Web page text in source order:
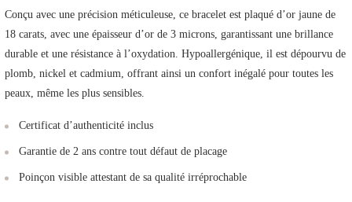
Conçu avec une précision méticuleuse, ce bracelet est plaqué d’or jaune de
18 carats, avec une épaisseur d’or de 3 microns, garantissant une brillance
durable et une résistance à l’oxydation. Hypoallergénique, il est dépourvu de
plomb, nickel et cadmium, offrant ainsi un confort inégalé pour toutes les
peaux, même les plus sensibles.
Certificat d’authenticité inclus
Garantie de 2 ans contre tout défaut de placage
Poinçon visible attestant de sa qualité irréprochable